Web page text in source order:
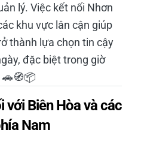
lý. Việc kết nối Nhơn
khu vực lân cận giúp
thành lựa chọn tin cậy
đặc biệt trong giờ
🚗🧭📦
với Biên Hòa và các
Nam